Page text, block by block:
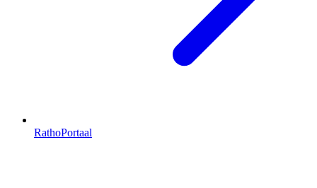
RathoPortaal